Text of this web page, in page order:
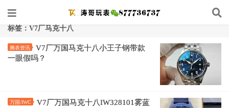
标签：V7厂马克十八
腕表资讯
V7厂万国马克十八小王子钢带款
一眼假吗？
万国/IWC
V7厂万国马克十八IW328101雾蓝